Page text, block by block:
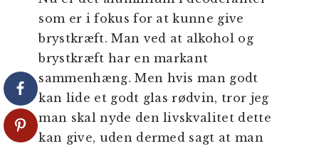
som er i fokus for at kunne give
brystkræft. Man ved at alkohol og
brystkræft har en markant
sammenhæng. Men hvis man godt
kan lide et godt glas rødvin, tror jeg
man skal nyde den livskvalitet dette
kan give, uden dermed sagt at man